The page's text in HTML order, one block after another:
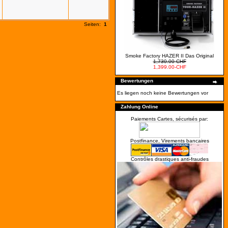
Seiten: 1
Smoke Factory HAZER II Das Original
1,730.00-CHF
1,399.00-CHF
Bewertungen
Es liegen noch keine Bewertungen vor
Zahlung Online
Paiements Cartes, sécurisés par:
Postfinance, Virements bancaires
Contrôles drastiques anti-fraudes